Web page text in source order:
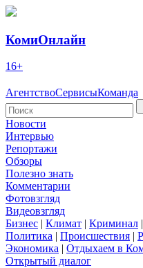
КомиОнлайн
16+
АгентствоСервисыКоманда
Новости
Интервью
Репортажи
Обзоры
Полезно знать
Комментарии
Фотовзгляд
Видеовзгляд
Бизнес | Климат | Криминал |
Политика | Происшествия |
Экономика | Отдыхаем в
Открытый диалог